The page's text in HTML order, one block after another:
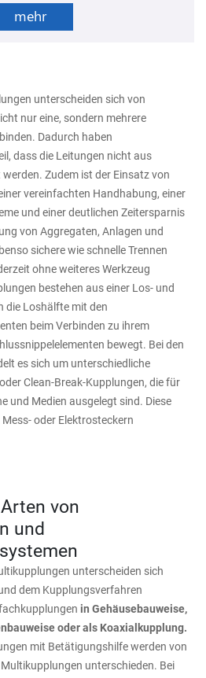
mehr
unterscheiden sich von
nur eine, sondern mehrere
Dadurch haben
dass die Leitungen nicht aus
Zudem ist der Einsatz von
vereinfachten Handhabung, einer
und einer deutlichen Zeitersparnis
von Aggregaten, Anlagen und
sichere wie schnelle Trennen
ohne weiteres Werkzeug
bestehen aus einer Los- und
die Loshälfte mit den
beim Verbinden zu ihrem
bewegt. Bei den
es sich um unterschiedliche
Clean-Break-Kupplungen, die für
und Medien ausgelegt sind. Diese
oder Elektrosteckern
von
und
unterscheiden sich
dem Kupplungsverfahren
in Gehäusebauweise,
oder als Koaxialkupplung.
mit Betätigungshilfe werden von
unterschieden. Bei